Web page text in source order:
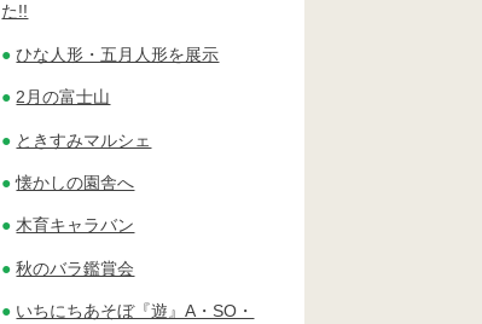
た!!
ひな人形・五月人形を展示
2月の富士山
ときすみマルシェ
懐かしの園舎へ
木育キャラバン
秋のバラ鑑賞会
いちにちあそぼ『遊』A・SO・